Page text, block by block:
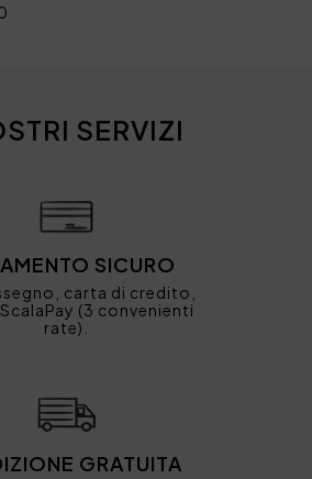
SERVIZI
SICURO
carta di credito,
(3 convenienti
rate).
GRATUITA